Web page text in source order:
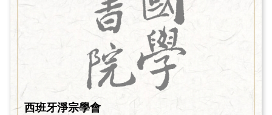
西班牙淨宗學會